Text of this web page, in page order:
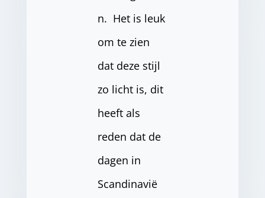
n. Het is leuk
om te zien
dat deze stijl
zo licht is, dit
heeft als
reden dat de
dagen in
Scandinavië